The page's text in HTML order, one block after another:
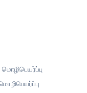
மொழிபெயர்ப்பு